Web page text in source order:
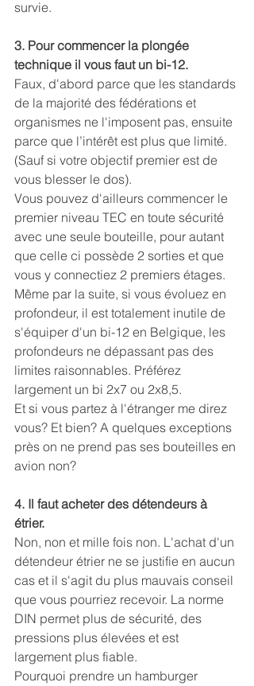
survie.
3. Pour commencer la plongée
technique il vous faut un bi-12.
Faux, d'abord parce que les standards
de la majorité des fédérations et
organismes ne l'imposent pas, ensuite
parce que l’intérêt est plus que limité.
(Sauf si votre objectif premier est de
vous blesser le dos).
Vous pouvez d'ailleurs commencer le
premier niveau TEC en toute sécurité
avec une seule bouteille, pour autant
que celle ci possède 2 sorties et que
vous y connectiez 2 premiers étages.
Même par la suite, si vous évoluez en
profondeur, il est totalement inutile de
s'équiper d'un bi-12 en Belgique, les
profondeurs ne dépassant pas des
limites raisonnables. Préférez
largement un bi 2x7 ou 2x8,5.
Et si vous partez à l'étranger me direz
vous? Et bien? A quelques exceptions
près on ne prend pas ses bouteilles en
avion non?
4. Il faut acheter des détendeurs à
étrier.
Non, non et mille fois non. L'achat d'un
détendeur étrier ne se justifie en aucun
cas et il s'agit du plus mauvais conseil
que vous pourriez recevoir. La norme
DIN permet plus de sécurité, des
pressions plus élevées et est
largement plus fiable.
Pourquoi prendre un hamburger